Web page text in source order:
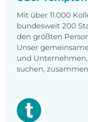
Mit über 11.000
bundesweit 200
den größten
Unser
und
suchen,